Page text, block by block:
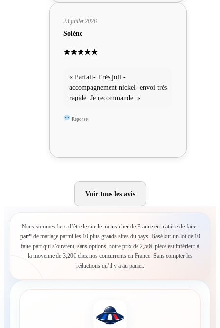
23 juillet 2026
Solène
★★★★★
« Parfait- Très joli -
accompagnement nickel- envoi très
rapide. Je recommande. »
Réponse
Voir tous les avis
Nous sommes fiers d’être le site le moins cher de France en matière de faire-
part*de mariage parmi les 10 plus grands sites du pays. Basé sur un lot de 10
faire-part qui s’ouvrent, sans options, notre prix de 2,50€ pièce est inférieur à
la moyenne de 3,20€ chez nos concurrents en France. Sans compter les
réductions qu’il y a au panier.